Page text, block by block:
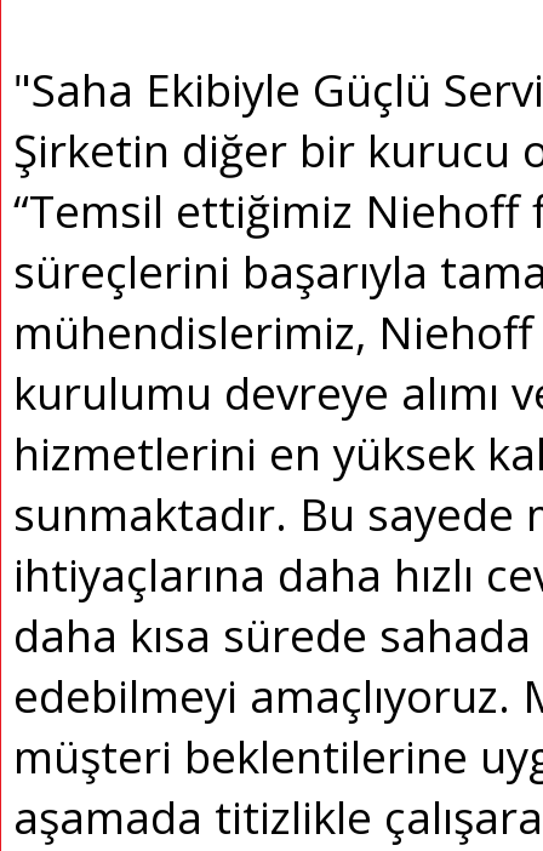
"Saha Ekibiyle Güçlü
Şirketin diğer bir kurucu
“Temsil ettiğimiz Niehoff
süreçlerini başarıyla
mühendislerimiz,
kurulumu devreye alımı
hizmetlerini en yüksek
sunmaktadır. Bu
ihtiyaçlarına daha hızlı
daha kısa sürede
edebilmeyi amaçlıyoruz.
müşteri beklentilerine
aşamada titizlikle